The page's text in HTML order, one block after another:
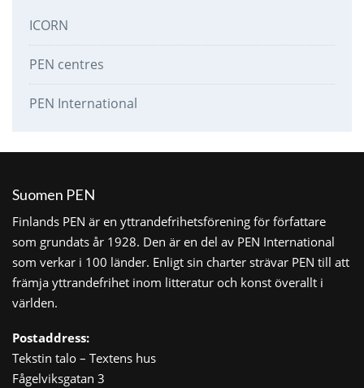
ICORN
PEN centres
PEN International
Suomen PEN
Finlands PEN är en yttrandefrihetsförening för författare
som grundats år 1928. Den är en del av PEN International
som verkar i 100 länder. Enligt sin charter strävar PEN till att
främja yttrandefrihet inom litteratur och konst överallt i
världen.
Postaddress:
Tekstin talo – Textens hus
Fågelviksgatan 3